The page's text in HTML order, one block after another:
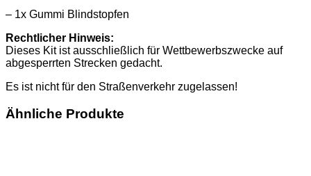
– 1x Gummi Blindstopfen
Rechtlicher Hinweis:
Dieses Kit ist ausschließlich für Wettbewerbszwecke auf
abgesperrten Strecken gedacht.
Es ist nicht für den Straßenverkehr zugelassen!
Ähnliche Produkte